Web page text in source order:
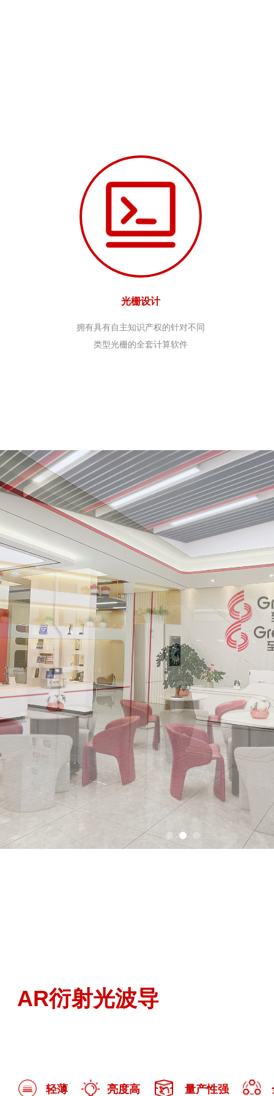
量产性强
亮度高
轻薄
AR衍射光波导
光栅设计
拥有具有自主知识产权的针对不同
类型光栅的全套计算软件